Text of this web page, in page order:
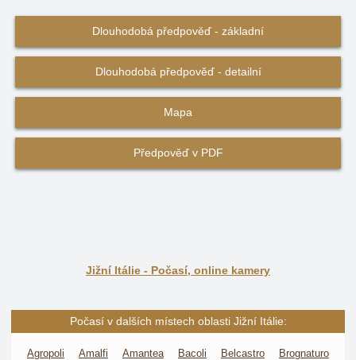
Dlouhodobá předpověď - základní
Dlouhodobá předpověď - detailní
Mapa
Předpověď v PDF
Jižní Itálie - Počasí, online kamery
Počasí v dalších místech oblasti Jižní Itálie:
Agropoli Amalfi Amantea Bacoli Belcastro Brognaturo